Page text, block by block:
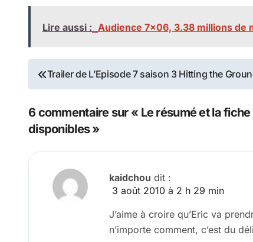
Lire aussi : Audience 7×06, 3.38 millions de
Navigation
l’article
Trailer de L’Episode 7 saison 3 Hitting the
6 commentaire sur « Le résumé et la
disponibles »
kaidchou dit :
3 août 2010 à 2 h 29 min
J’aime à croire qu’Eric va
n’importe comment, c’est du